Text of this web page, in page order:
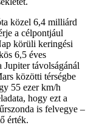
közel 6,4 milliárd
a célpontjául
körüli keringési
6,5 éves
távolságánál
közötti térségbe
55 ezer km/h
hogy ezt a
is felvegye –
érték.